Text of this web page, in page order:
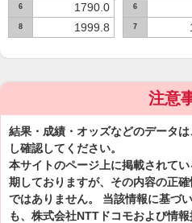
6 1790.0
8 1999.8
6
7
注意
結果・成績・オッズなどのデータ
し確認してください。
本サイトのページ上に掲載されて
期しておりますが、その内容の正
ではありません。 当該情報に基づ
も、株式会社NTTドコモおよび情